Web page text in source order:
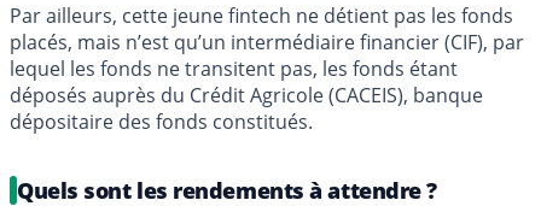
Par ailleurs, cette jeune fintech ne détient pas les fonds
placés, mais n’est qu’un intermédiaire financier (CIF), par
lequel les fonds ne transitent pas, les fonds étant
déposés auprès du Crédit Agricole (CACEIS), banque
dépositaire des fonds constitués.
Quels sont les rendements à attendre ?